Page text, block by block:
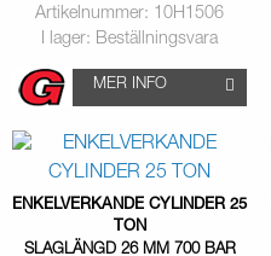
Artikelnummer: 10H1506
I lager: Beställningsvara
MER INFO
ENKELVERKANDE CYLINDER 25
TON
SLAGLÄNGD 26 MM 700 BAR